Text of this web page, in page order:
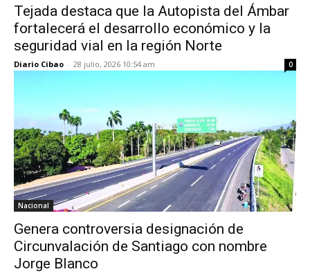
Tejada destaca que la Autopista del Ámbar
fortalecerá el desarrollo económico y la
seguridad vial en la región Norte
Diario Cibao - 28 julio, 2026 10:54 am 0
Nacional
Genera controversia designación de
Circunvalación de Santiago con nombre
Jorge Blanco